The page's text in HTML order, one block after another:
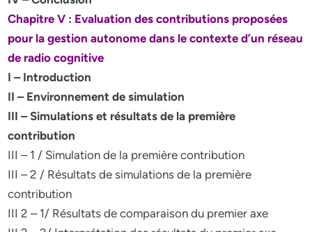
Chapitre V : Evaluation des contributions proposées
pour la gestion autonome dans le contexte d’un réseau
de radio cognitive
I – Introduction
II – Environnement de simulation
III – Simulations et résultats de la première
contribution
III – 1 / Simulation de la première contribution
III – 2 / Résultats de simulations de la première
contribution
III 2 – 1/ Résultats de comparaison du premier axe